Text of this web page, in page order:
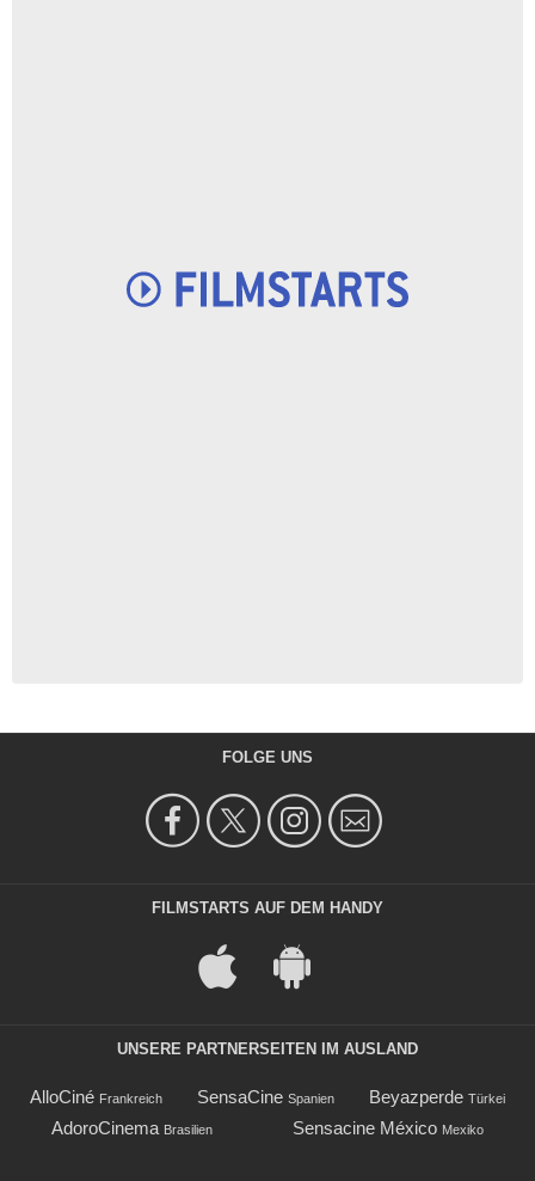
FOLGE UNS
FILMSTARTS AUF DEM HANDY
UNSERE PARTNERSEITEN IM AUSLAND
AlloCiné Frankreich SensaCine Spanien Beyazperde Türkei
AdoroCinema Brasilien Sensacine México Mexiko